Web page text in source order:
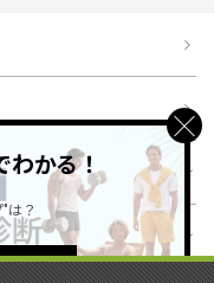
わかる！
は？